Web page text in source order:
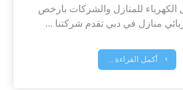
الكهرباء للمنازل والشركات بارخص
منازل في دبي تقدم شركتنا ...
أكمل القراءة ...